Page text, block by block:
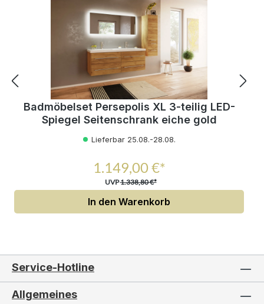
Badmöbelset Persepolis XL 3-teilig LED-
Spiegel Seitenschrank eiche gold
Lieferbar 25.08.-28.08.
1.149,00 €*
UVP1.338,80 €*
In den Warenkorb
Service-Hotline
Allgemeines